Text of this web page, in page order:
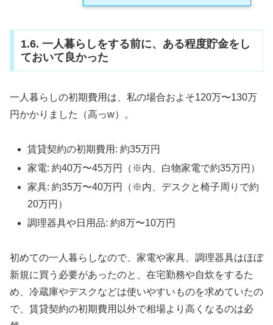
1.6. 一人暮らしをする前に、ある程度貯金をし
ておいて良かった
一人暮らしの初期費用は、私の場合およそ120万〜130万
円かかりました（高っw）。
賃貸契約の初期費用: 約35万円
家電: 約40万〜45万円（※内、白物家電で約35万円）
家具: 約35万〜40万円（※内、デスクと椅子周りで約
20万円）
調理器具や日用品: 約8万〜10万円
初めての一人暮らしなので、家電や家具、調理器具はほぼ
新規に買う必要があったのと、在宅勤務や自炊をするた
め、冷蔵庫やデスクなどは使いやすいものを求めていたの
で、賃貸契約の初期費用以外で相場より高くなるのは必